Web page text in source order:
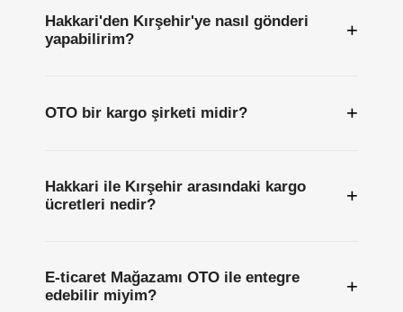
Hakkari'den Kırşehir'ye nasıl gönderi
yapabilirim?
+
OTO bir kargo şirketi midir? +
Hakkari ile Kırşehir arasındaki kargo
ücretleri nedir?
+
E-ticaret Mağazamı OTO ile entegre
edebilir miyim?
+